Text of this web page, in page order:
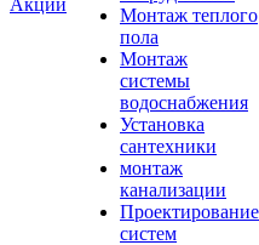
Акции
Монтаж теплого
пола
Монтаж
системы
водоснабжения
Установка
сантехники
монтаж
канализации
Проектирование
систем